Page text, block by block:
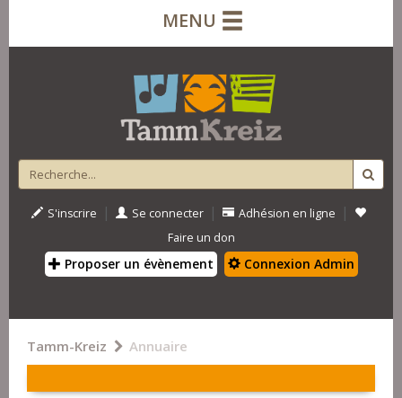
MENU
S'inscrire | Se connecter | Adhésion en ligne |
Faire un don
Proposer un évènement Connexion Admin
Tamm-Kreiz Annuaire